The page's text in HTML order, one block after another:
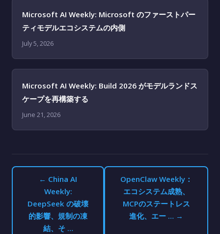
Microsoft AI Weekly: Microsoft のファーストパー
ティモデルエコシステムの内側
July 5, 2026
Microsoft AI Weekly: Build 2026 がモデルランドス
ケープを再構築する
June 21, 2026
← China AI
Weekly:
DeepSeek の破壊
的影響、規制の凍
結、そ …
OpenClaw Weekly：
エコシステム成熟、
MCPのステートレス
進化、エー … →